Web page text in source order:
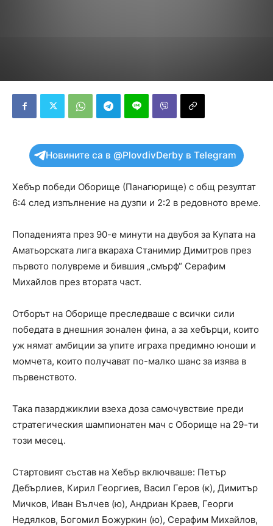
Новините са в @PlovdivDerby в Telegram
Хебър победи Оборище (Панагюрище) с общ резултат
6:4 след изпълнение на дузпи и 2:2 в редовното време.
Попаденията през 90-е минути на двубоя за Купата на
Аматьорската лига вкараха Станимир Димитров през
първото полувреме и бившия „смърф“ Серафим
Михайлов през втората част.
Отборът на Оборище преследваше с всички сили
победата в днешния зонален фина, а за хебърци, които
уж нямат амбиции за упите играха предимно юноши и
момчета, които получават по-малко шанс за изява в
първенството.
Така пазарджиклии взеха доза самочувствие преди
стратегическия шампионатен мач с Оборище на 29-ти
този месец.
Стартовият състав на Хебър включваше: Петър
Дебърлиев, Кирил Георгиев, Васил Геров (к), Димитър
Мичков, Иван Вълчев (ю), Андриан Краев, Георги
Недялков, Богомил Божуркин (ю), Серафим Михайлов,